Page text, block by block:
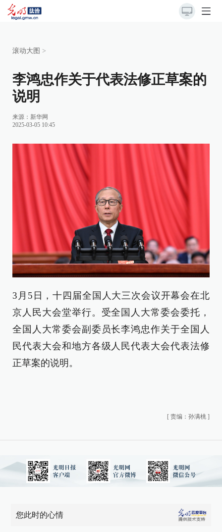
滚动大图 >
李鸿忠作关于代表法修正草案的
说明
来源： 新华网
2025-03-05 10:45
3月5日，十四届全国人大三次会议开幕会在北
京人民大会堂举行。受全国人大常委会委托，
全国人大常委会副委员长李鸿忠作关于全国人
民代表大会和地方各级人民代表大会代表法修
正草案的说明。
[ 责编：孙满桃 ]
您此时的心情